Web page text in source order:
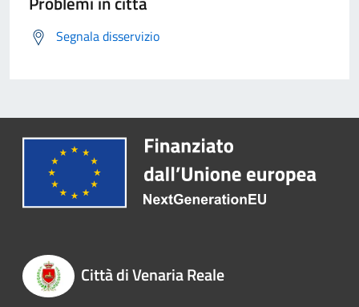
Segnala disservizio
Città di Venaria Reale